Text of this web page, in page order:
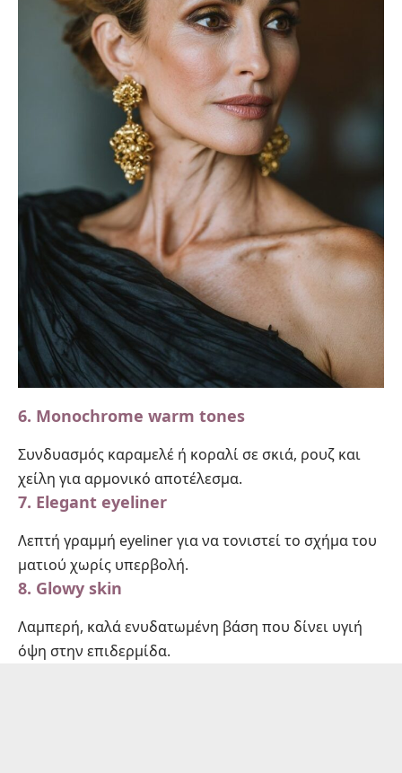
6. Monochrome warm tones
Συνδυασμός καραμελέ ή κοραλί σε σκιά, ρουζ και
χείλη για αρμονικό αποτέλεσμα.
7. Elegant eyeliner
Λεπτή γραμμή eyeliner για να τονιστεί το σχήμα του
ματιού χωρίς υπερβολή.
8. Glowy skin
Λαμπερή, καλά ενυδατωμένη βάση που δίνει υγιή
όψη στην επιδερμίδα.